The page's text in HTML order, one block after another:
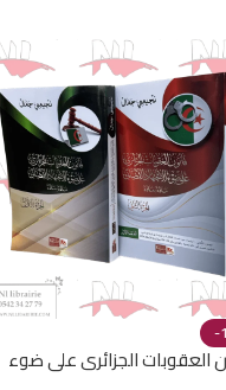
-
العقوبات الجزائري على ضوء